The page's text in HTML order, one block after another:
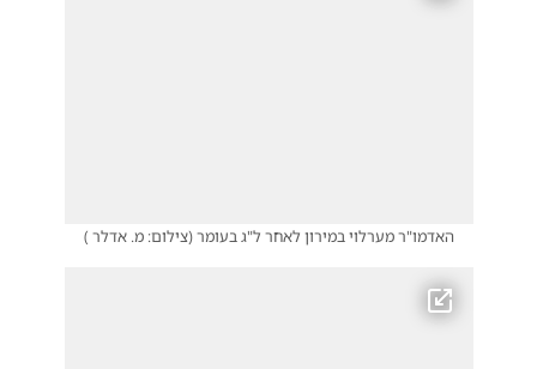
האדמו"ר מערלוי במירון לאחר ל"ג בעומר(צילום: מ. אדלר )